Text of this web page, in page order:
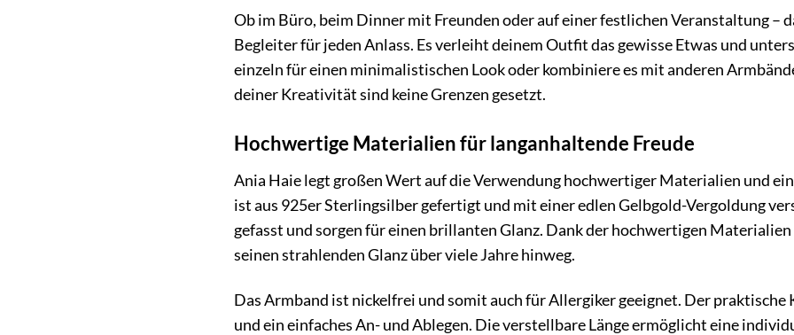
Ob im Büro, beim Dinner mit Freunden oder auf einer festlichen Veranstaltung –
Begleiter für jeden Anlass. Es verleiht deinem Outfit das gewisse Etwas und
einzeln für einen minimalistischen Look oder kombiniere es mit anderen
deiner Kreativität sind keine Grenzen gesetzt.
Hochwertige Materialien für langanhaltende Freude
Ania Haie legt großen Wert auf die Verwendung hochwertiger Materialien und
ist aus 925er Sterlingsilber gefertigt und mit einer edlen Gelbgold-Vergoldung
gefasst und sorgen für einen brillanten Glanz. Dank der hochwertigen
seinen strahlenden Glanz über viele Jahre hinweg.
Das Armband ist nickelfrei und somit auch für Allergiker geeignet. Der
und ein einfaches An- und Ablegen. Die verstellbare Länge ermöglicht eine